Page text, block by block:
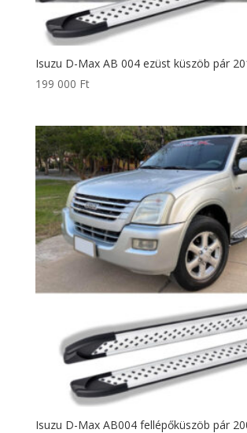
Isuzu D-Max AB 004 ezüst küszöb pár
199 000 Ft
Isuzu D-Max AB004 fellépőküszöb pár